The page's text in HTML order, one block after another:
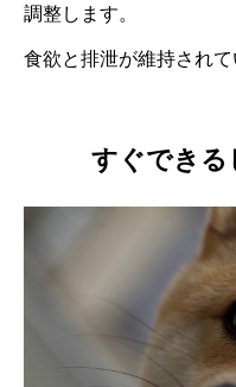
調整します。
食欲と排泄が維持されて
すぐできる